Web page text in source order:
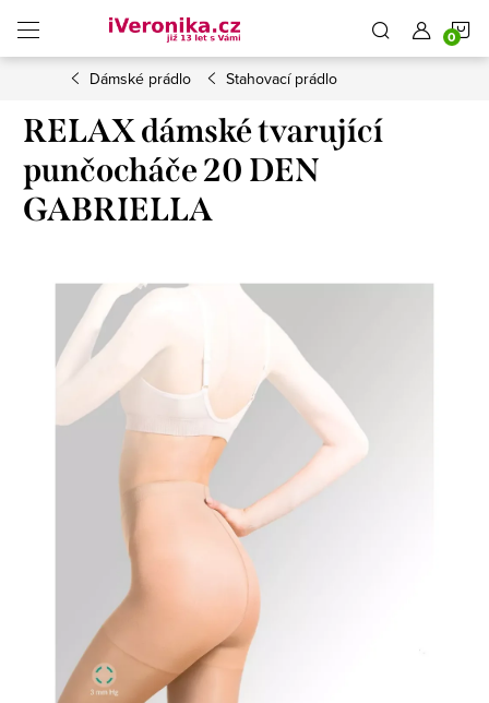
obsah
Dámské prádlo Stahovací prádlo
RELAX dámské tvarující
punčocháče 20 DEN
GABRIELLA